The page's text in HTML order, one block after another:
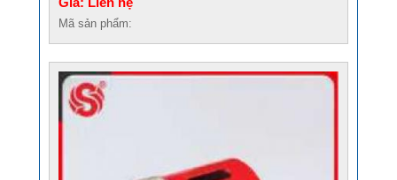
Mã sản phẩm: